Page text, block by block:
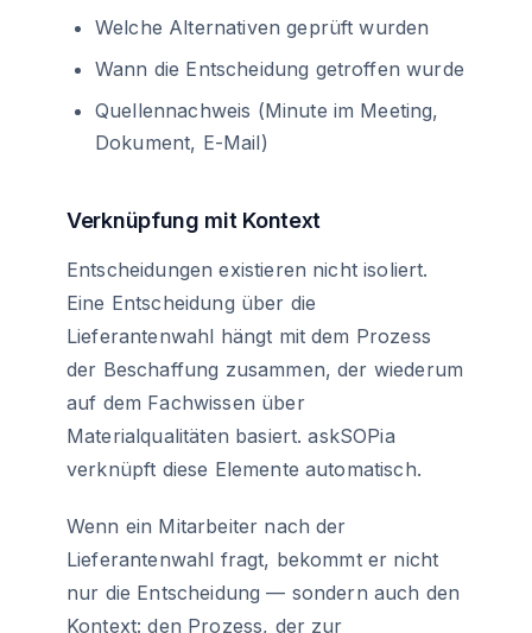
Welche Alternativen geprüft wurden
Wann die Entscheidung getroffen wurde
Quellennachweis (Minute im Meeting,
Dokument, E-Mail)
Verknüpfung mit Kontext
Entscheidungen existieren nicht isoliert.
Eine Entscheidung über die
Lieferantenwahl hängt mit dem Prozess
der Beschaffung zusammen, der wiederum
auf dem Fachwissen über
Materialqualitäten basiert. askSOPia
verknüpft diese Elemente automatisch.
Wenn ein Mitarbeiter nach der
Lieferantenwahl fragt, bekommt er nicht
nur die Entscheidung — sondern auch den
Kontext: den Prozess, der zur